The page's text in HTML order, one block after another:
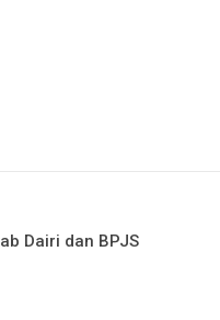
Dairi dan BPJS